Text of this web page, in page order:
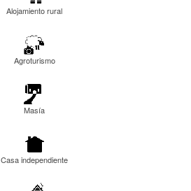
Alojamiento rural
Agroturismo
Masía
Casa independiente